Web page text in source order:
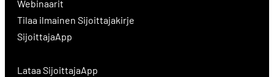
Webinaarit
Tilaa ilmainen Sijoittajakirje
SijoittajaApp
Lataa SijoittajaApp